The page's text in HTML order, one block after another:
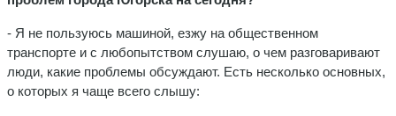
- Я не пользуюсь машиной, езжу на общественном
транспорте и с любопытством слушаю, о чем разговаривают
люди, какие проблемы обсуждают. Есть несколько основных,
о которых я чаще всего слышу: